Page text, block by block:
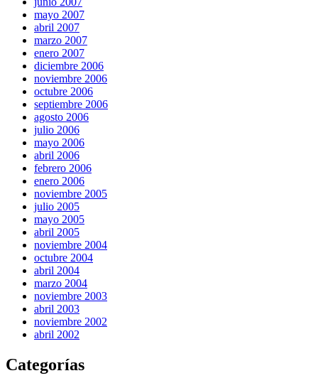
mayo 2007
abril 2007
marzo 2007
enero 2007
diciembre 2006
noviembre 2006
octubre 2006
septiembre 2006
agosto 2006
julio 2006
mayo 2006
abril 2006
febrero 2006
enero 2006
noviembre 2005
julio 2005
mayo 2005
abril 2005
noviembre 2004
octubre 2004
abril 2004
marzo 2004
noviembre 2003
abril 2003
noviembre 2002
abril 2002
Categorías